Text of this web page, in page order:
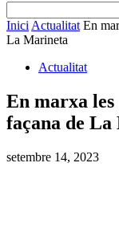
Inici Actualitat En
La Marineta
Actualitat
En marxa
façana de
setembre 14, 2023